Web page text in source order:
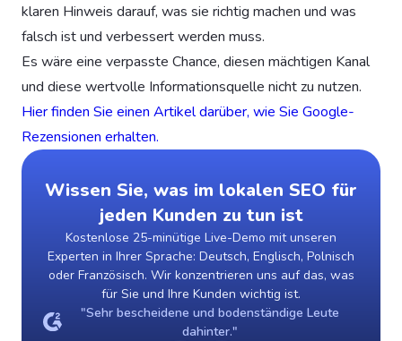
klaren Hinweis darauf, was sie richtig machen und was
falsch ist und verbessert werden muss.
Es wäre eine verpasste Chance, diesen mächtigen Kanal
und diese wertvolle Informationsquelle nicht zu nutzen.
Hier finden Sie einen Artikel darüber, wie Sie Google-
Rezensionen erhalten.
Wissen Sie, was im lokalen SEO für
jeden Kunden zu tun ist
Kostenlose 25-minütige Live-Demo mit unseren
Experten in Ihrer Sprache: Deutsch, Englisch, Polnisch
oder Französisch. Wir konzentrieren uns auf das, was
für Sie und Ihre Kunden wichtig ist.
"Sehr bescheidene und bodenständige Leute
dahinter."